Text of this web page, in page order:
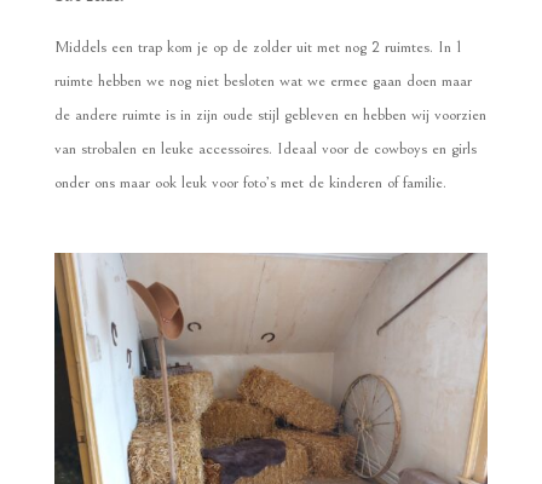
Middels een trap kom je op de zolder uit met nog 2 ruimtes. In 1
ruimte hebben we nog niet besloten wat we ermee gaan doen maar
de andere ruimte is in zijn oude stijl gebleven en hebben wij voorzien
van strobalen en leuke accessoires. Ideaal voor de cowboys en girls
onder ons maar ook leuk voor foto’s met de kinderen of familie.